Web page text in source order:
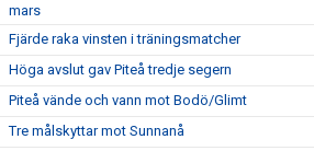
mars
Fjärde raka vinsten i träningsmatcher
Höga avslut gav Piteå tredje segern
Piteå vände och vann mot Bodö/Glimt
Tre målskyttar mot Sunnanå